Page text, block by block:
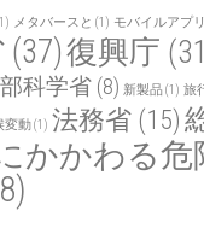
メタバースと (1) モバイルアプリ
(37)復興庁
科学省 (8) 新製品(1) 旅
変動(1) 法務省 (15)
かかわる危